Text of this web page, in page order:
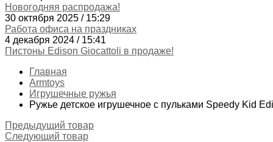
Новогодняя распродажа!
30 октября 2025 / 15:29
Работа офиса на праздниках
4 декабря 2024 / 15:41
Пистоны Edison Giocattoli в продаже!
Главная
Armtoys
Игрушечные ружья
Ружье детское игрушечное с пульками Speedy Kid
Предыдущий товар
Следующий товар